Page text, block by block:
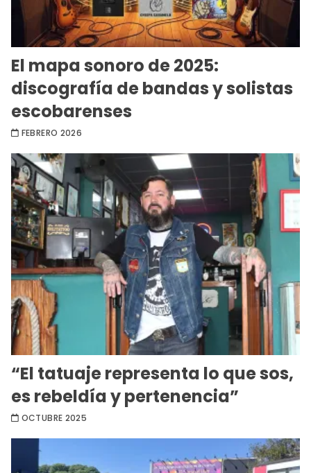
El mapa sonoro de 2025:
discografía de bandas y solistas
escobarenses
FEBRERO 2026
“El tatuaje representa lo que sos,
es rebeldía y pertenencia”
OCTUBRE 2025